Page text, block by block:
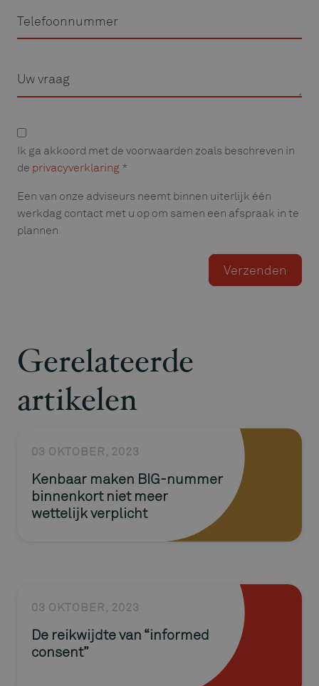
Privacyverklaring
Ik ga akkoord met de voorwaarden zoals beschreven in
de privacyverklaring *
Een van onze adviseurs neemt binnen uiterlijk één
werkdag contact met u op om samen een afspraak in te
plannen
Gerelateerde
artikelen
03 OKTOBER, 2023
Kenbaar maken BIG-nummer
binnenkort niet meer
wettelijk verplicht
03 OKTOBER, 2023
De reikwijdte van “informed
consent”